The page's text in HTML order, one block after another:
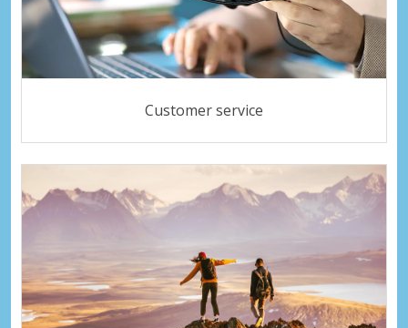
Customer service